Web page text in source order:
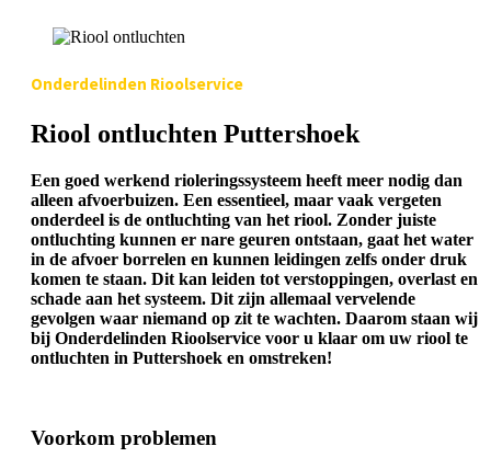
Onderdelinden Rioolservice
Riool ontluchten Puttershoek
Een goed werkend rioleringssysteem heeft meer nodig dan
alleen afvoerbuizen. Een essentieel, maar vaak vergeten
onderdeel is de ontluchting van het riool. Zonder juiste
ontluchting kunnen er nare geuren ontstaan, gaat het water
in de afvoer borrelen en kunnen leidingen zelfs onder druk
komen te staan. Dit kan leiden tot verstoppingen, overlast en
schade aan het systeem. Dit zijn allemaal vervelende
gevolgen waar niemand op zit te wachten. Daarom staan wij
bij Onderdelinden Rioolservice voor u klaar om uw riool te
ontluchten in Puttershoek en omstreken!
Voorkom problemen